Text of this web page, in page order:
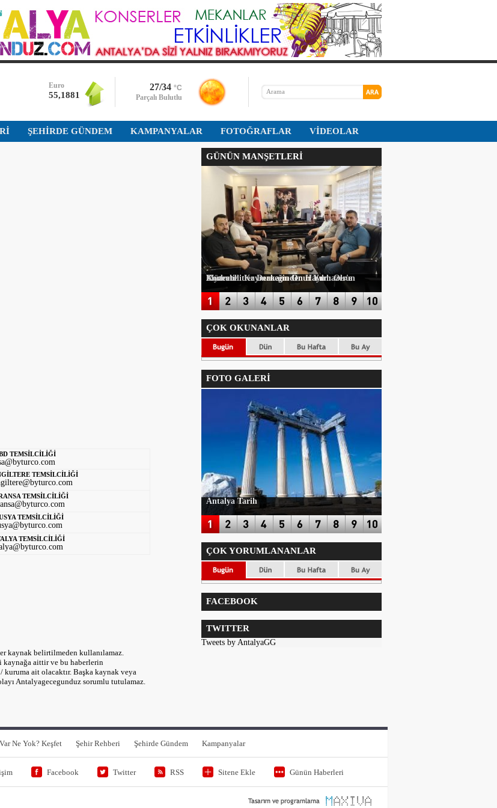
Bist-100
13.779,390
Dolar
47,7111
Euro
55,1881
Altın
6.660,545
27/34 °C
Parçalı Bulutlu
ŞEHİRDE GÜNDEM KAMPANYALAR FOTOĞRAFLAR VİDEOLAR
TEMSİLCİLİĞİ
TEMSİLCİLİĞİ
TEMSİLCİLİĞİ
TEMSİLCİLİĞİ
TEMSİLCİLİĞİ
kaynak belirtilmeden kullanılamaz.
kaynağa aittir ve bu haberlerin
ait olacaktır. Başka kaynak veya
Antalyagecegunduz sorumlu tutulamaz.
GÜNÜN MANŞETLERİ
Korkuteli Kaymakamı Onur Yılmazer'e Müteahhitler Derneğinden Hayırlı Olsun Ziyareti
ÇOK OKUNANLAR
FOTO GALERİ
Antalya Tarih
ÇOK YORUMLANANLAR
FACEBOOK
TWITTER
Tweets by AntalyaGG
Ne Yok? Keşfet Şehir Rehberi Şehirde Gündem Kampanyalar
Facebook Twitter RSS Sitene Ekle Günün Haberleri